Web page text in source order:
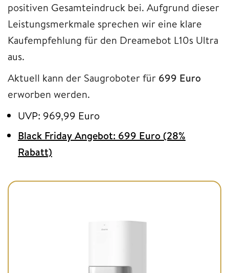
positiven Gesamteindruck bei. Aufgrund dieser
Leistungsmerkmale sprechen wir eine klare
Kaufempfehlung für den Dreamebot L10s Ultra
aus.
Aktuell kann der Saugroboter für 699 Euro
erworben werden.
UVP: 969,99 Euro
Black Friday Angebot: 699 Euro (28%
Rabatt)